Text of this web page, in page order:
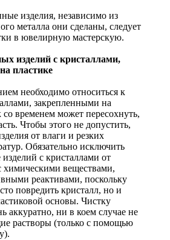
изделия, независимо из
металла они сделаны, следует
в ювелирную мастерскую.
изделий с кристаллами,
пластике
необходимо относиться к
закрепленными на
временем может пересохнуть,
Чтобы этого не допустить,
от влаги и резких
Обязательно исключить
с кристаллами от
химическими веществами,
реактивами, поскольку
повредить кристалл, но и
основы. Чистку
аккуратно, ни в коем случае не
растворы (только с помощью